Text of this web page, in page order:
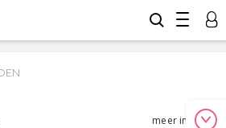
meer info